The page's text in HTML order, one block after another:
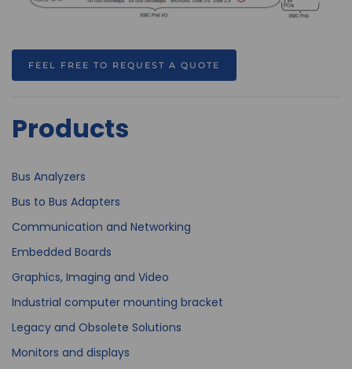
FEEL FREE TO REQUEST A QUOTE
Products
Bus Analyzers
Bus to Bus Adapters
Communication and Networking
Embedded Boards
Graphics, Imaging and Video
Industrial computer mounting bracket
Legacy and Obsolete Solutions
Monitors and displays